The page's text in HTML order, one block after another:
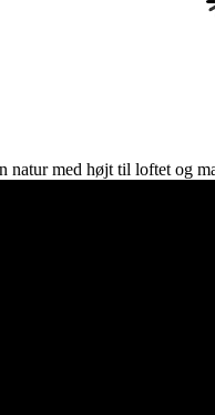
med højt til loftet og